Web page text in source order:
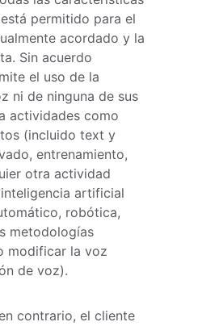
permitido para el
acordado y la
Sin acuerdo
el uso de la
ni de ninguna de sus
actividades como
(incluido text y
entrenamiento,
otra actividad
artificial
robótica,
metodologías
modificar la voz
de voz).
contrario, el cliente